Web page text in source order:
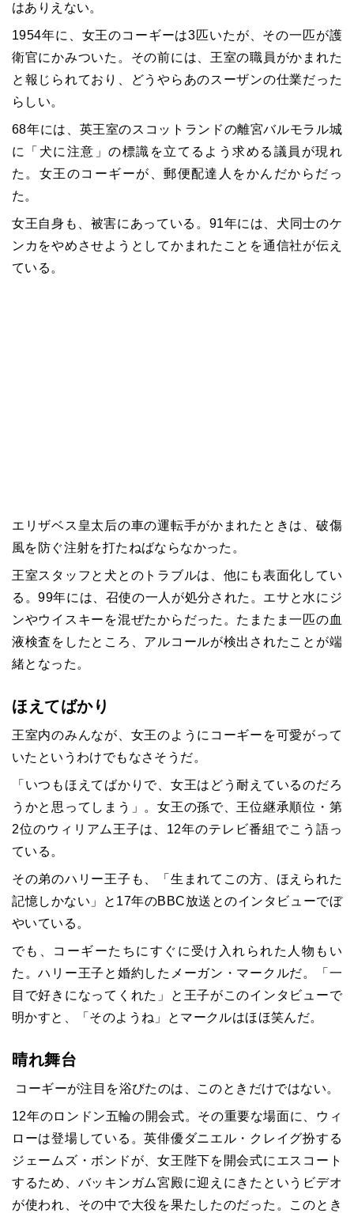
はありえない。
1954年に、女王のコーギーは3匹いたが、その一匹が護
衛官にかみついた。その前には、王室の職員がかまれた
と報じられており、どうやらあのスーザンの仕業だった
らしい。
68年には、英王室のスコットランドの離宮バルモラル城
に「犬に注意」の標識を立てるよう求める議員が現れ
た。女王のコーギーが、郵便配達人をかんだからだっ
た。
女王自身も、被害にあっている。 91年には、犬同士のケ
ンカをやめさせようとしてかまれたことを通信社が伝え
ている。
エリザベス皇太后の車の運転手がかまれたときは、破傷
風を防ぐ注射を打たねばならなかった。
王室スタッフと犬とのトラブルは、他にも表面化してい
る。99年には、召使の一人が処分された。エサと水にジ
ンやウイスキーを混ぜたからだった。たまたま一匹の血
液検査をしたところ、アルコールが検出されたことが端
緒となった。
ほえてばかり
王室内のみんなが、女王のようにコーギーを可愛がって
いたというわけでもなさそうだ。
「いつもほえてばかりで、女王はどう耐えているのだろ
うかと思ってしまう」。女王の孫で、王位継承順位・第
2位のウィリアム王子は、 12年のテレビ番組でこう語っ
ている。
その弟のハリー王子も、「生まれてこの方、ほえられた
記憶しかない」と 17年のBBC放送とのインタビューでぼ
やいている。
でも、コーギーたちにすぐに受け入れられた人物もい
た。ハリー王子と婚約したメーガン・マークルだ。「一
目で好きになってくれた」と王子がこのインタビューで
明かすと、「そのようね」とマークルはほほ笑んだ。
晴れ舞台
コーギーが注目を浴びたのは、このときだけではない。
12年のロンドン五輪の開会式。その重要な場面に、ウィ
ローは登場している。英俳優ダニエル・クレイグ扮する
ジェームズ・ボンドが、女王陛下を開会式にエスコート
するため、バッキンガム宮殿に迎えにきたというビデオ
が使われ、その中で大役を果たしたのだった。このとき